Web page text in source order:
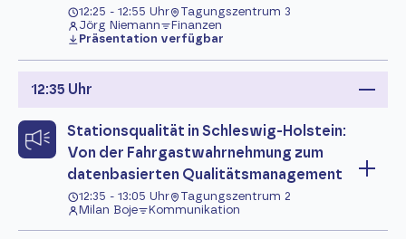
12:25 - 12:55 Uhr
Tagungszentrum 3
Jörg Niemann
Finanzen
Präsentation verfügbar
12:35 Uhr
Stationsqualität in Schleswig-Holstein:
Von der Fahrgastwahrnehmung zum
datenbasierten Qualitätsmanagement
12:35 - 13:05 Uhr
Tagungszentrum 2
Milan Boje
Kommunikation